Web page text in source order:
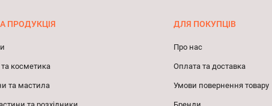
ПРОДУКЦІЯ
та косметика
та мастила
ДЛЯ ПОКУПЦІВ
Про нас
Оплата та доставка
Умови повернення товару